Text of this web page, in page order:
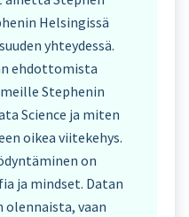
Helsingissä
yhteydessä.
ehdottomista
meille Stephenin
Science ja miten
oikea viitekehys.
on
ja mindset. Datan
olennaista, vaan